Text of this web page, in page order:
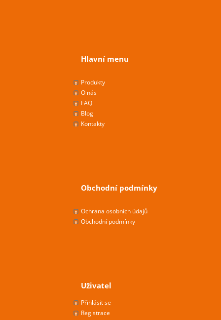
Hlavní menu
Produkty
O nás
FAQ
Blog
Kontakty
Obchodní podmínky
Ochrana osobních údajů
Obchodní podmínky
Uživatel
Přihlásit se
Registrace